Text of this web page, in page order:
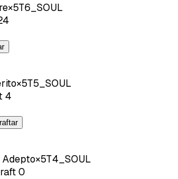
×5T6_SOUL
×5T5_SOUL
4
×5T4_SOUL
0